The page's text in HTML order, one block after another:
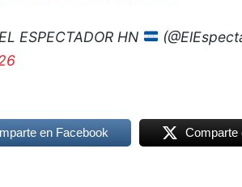
ESPECTADOR HN
en Facebook Comparte